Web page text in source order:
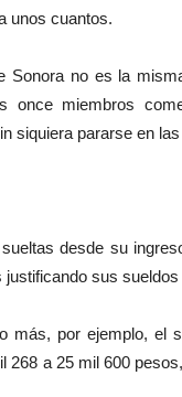
unos cuantos.
Sonora no es la
once miembros
siquiera pararse en
desde su
sus
más, por ejemplo, el
268 a 25 mil 600